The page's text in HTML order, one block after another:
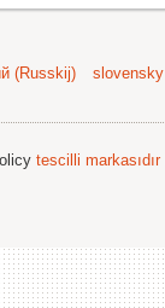
(Russkij) slovensky
tescilli markasıdır